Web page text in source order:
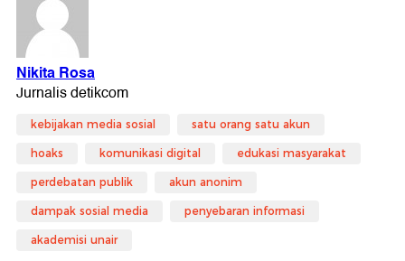
kebijakan media sosial satu orang satu akun
hoaks komunikasi digital edukasi masyarakat
perdebatan publik akun anonim
dampak sosial media penyebaran informasi
akademisi unair